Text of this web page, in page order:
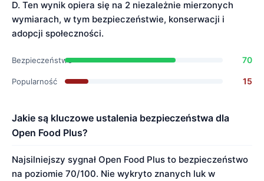
D. Ten wynik opiera się na 2 niezależnie mierzonych
wymiarach, w tym bezpieczeństwie, konserwacji i
adopcji społeczności.
Bezpieczeństwo 70
Popularność 15
Jakie są kluczowe ustalenia bezpieczeństwa dla
Open Food Plus?
Najsilniejszy sygnał Open Food Plus to bezpieczeństwo
na poziomie 70/100. Nie wykryto znanych luk w